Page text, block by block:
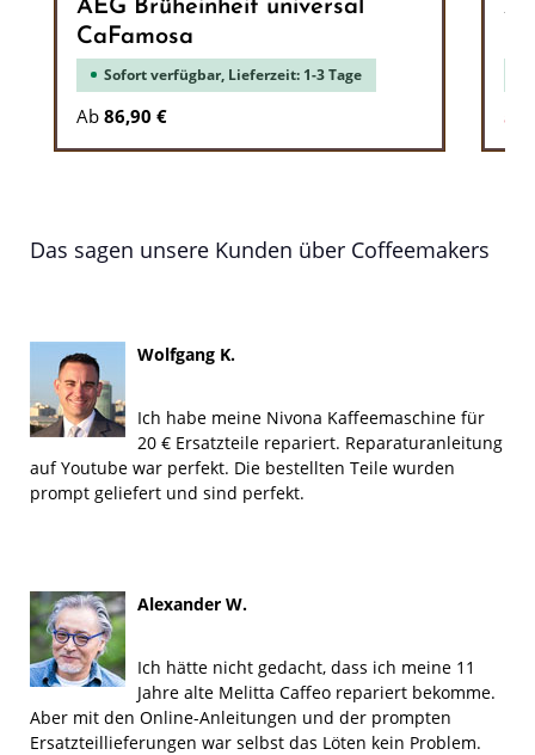
AEG Brüheinheit universal
CaFamosa
Sofort verfügbar, Lieferzeit: 1-3 Tage
Ab 86,90 €
Das sagen unsere Kunden über Coffeemakers
Wolfgang K.
Ich habe meine Nivona Kaffeemaschine für
20 € Ersatzteile repariert. Reparaturanleitung
auf Youtube war perfekt. Die bestellten Teile wurden
prompt geliefert und sind perfekt.
Alexander W.
Ich hätte nicht gedacht, dass ich meine 11
Jahre alte Melitta Caffeo repariert bekomme.
Aber mit den Online-Anleitungen und der prompten
Ersatzteillieferungen war selbst das Löten kein Problem.